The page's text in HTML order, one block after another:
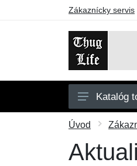
Zákaznícky servis
Pánske
Dámske
Katalóg
Úvod